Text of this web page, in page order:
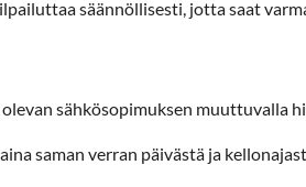
säännöllisesti, jotta saat
sähkösopimuksen muuttuvalla
saman verran päivästä ja